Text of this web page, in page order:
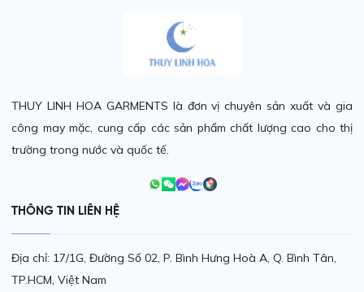
THUY LINH HOA GARMENTS là đơn vị chuyên sản xuất và gia
công may mặc, cung cấp các sản phẩm chất lượng cao cho thị
trường trong nước và quốc tế.
THÔNG TIN LIÊN HỆ
Địa chỉ: 17/1G, Đường Số 02, P. Bình Hưng Hoà A, Q. Bình Tân,
TP.HCM, Việt Nam